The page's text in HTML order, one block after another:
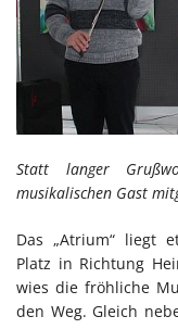
Statt langer
musikalischen Gast
Das „Atrium“ liegt
Platz in Richtung
wies die fröhliche
den Weg. Gleich